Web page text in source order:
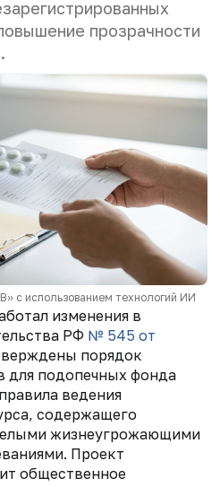
прозрачности
с использованием технологий ИИ
изменения в
РФ № 545 от
порядок
для подопечных фонда
ведения
содержащего
жизнеугрожающими
Проект
общественное